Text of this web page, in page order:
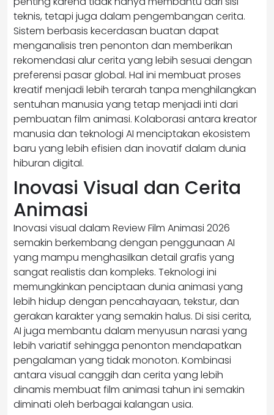
teknis, tetapi juga dalam pengembangan cerita.
Sistem berbasis kecerdasan buatan dapat
menganalisis tren penonton dan memberikan
rekomendasi alur cerita yang lebih sesuai dengan
preferensi pasar global. Hal ini membuat proses
kreatif menjadi lebih terarah tanpa menghilangkan
sentuhan manusia yang tetap menjadi inti dari
pembuatan film animasi. Kolaborasi antara kreator
manusia dan teknologi AI menciptakan ekosistem
baru yang lebih efisien dan inovatif dalam dunia
hiburan digital.
Inovasi Visual dan Cerita
Animasi
Inovasi visual dalam Review Film Animasi 2026
semakin berkembang dengan penggunaan AI
yang mampu menghasilkan detail grafis yang
sangat realistis dan kompleks. Teknologi ini
memungkinkan penciptaan dunia animasi yang
lebih hidup dengan pencahayaan, tekstur, dan
gerakan karakter yang semakin halus. Di sisi cerita,
AI juga membantu dalam menyusun narasi yang
lebih variatif sehingga penonton mendapatkan
pengalaman yang tidak monoton. Kombinasi
antara visual canggih dan cerita yang lebih
dinamis membuat film animasi tahun ini semakin
diminati oleh berbagai kalangan usia.